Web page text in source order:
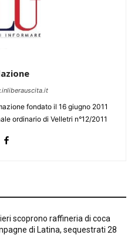
fondato il 16 giugno 2011
ordinario di Velletri n°12/2011
scoprono raffineria di coca
di Latina, sequestrati 28